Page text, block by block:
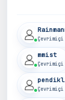
Çevrimiçi
mmist
Çevrimiçi
Çevrimiçi